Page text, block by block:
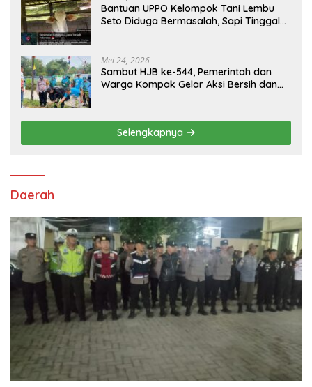
Bantuan UPPO Kelompok Tani Lembu
Seto Diduga Bermasalah, Sapi Tinggal
Mei 24, 2026
Sambut HJB ke-544, Pemerintah dan
Warga Kompak Gelar Aksi Bersih dan
Selengkapnya
Daerah